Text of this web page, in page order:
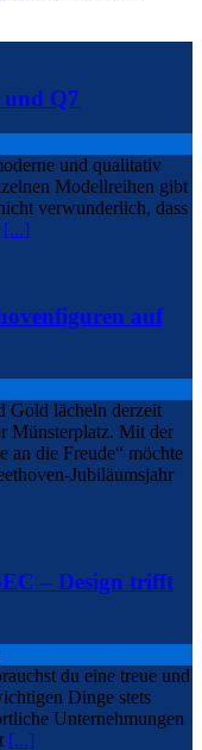
und Q7
und qualitativ
Modellreihen gibt
verwunderlich, dass
[...]
auf
Gold lächeln derzeit
Münsterplatz. Mit der
an die Freude“ möchte
Jubiläumsjahr
– Design trifft
du eine treue und
Dinge stets
Unternehmungen
[...]